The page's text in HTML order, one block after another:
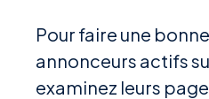
Pour faire une bonne
annonceurs actifs
examinez leurs